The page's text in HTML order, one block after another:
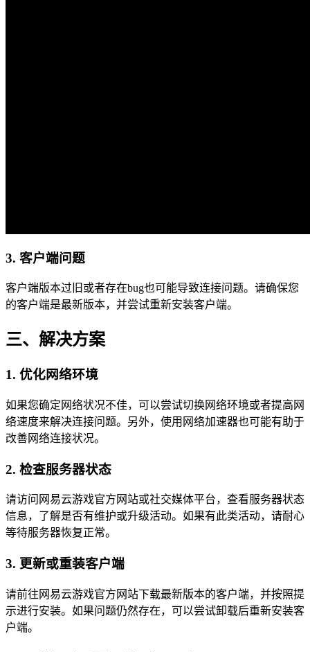
3. 客户端问题
客户端版本过旧或者存在bug也可能导致连接问题。请确保您
的客户端是最新版本，并尝试重新安装客户端。
三、解决方案
1. 优化网络环境
如果您确定网络状况不佳，可以尝试切换网络环境或者提高网
络速度来解决连接问题。另外，使用网络加速器也可能有助于
改善网络连接状况。
2. 检查服务器状态
请访问网易云游戏官方网站或社交媒体平台，查看服务器状态
信息，了解是否有维护或升级活动。如果有此类活动，请耐心
等待服务器恢复正常。
3. 更新或重装客户端
请前往网易云游戏官方网站下载最新版本的客户端，并按照提
示进行安装。如果问题仍然存在，可以尝试卸载后重新安装客
户端。